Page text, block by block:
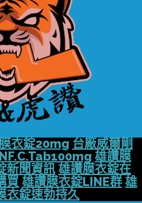
衣錠20mg 台廠威爾剛
雄讚膜
新聞資訊 雄讚膜衣錠在
買 雄讚膜衣錠LINE群 雄
衣錠速勃持久